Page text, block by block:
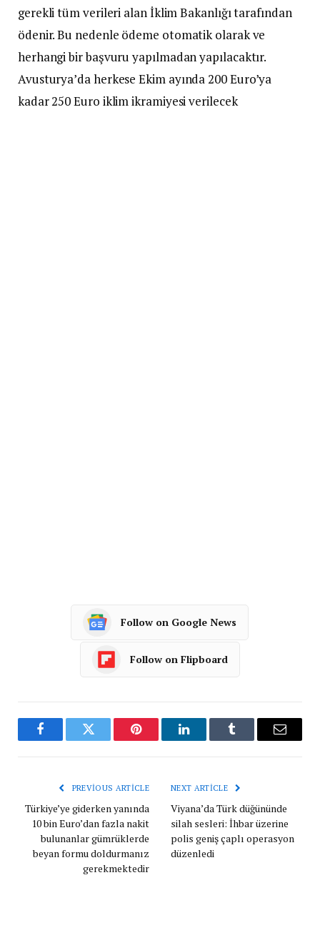
gerekli tüm verileri alan İklim Bakanlığı tarafından
ödenir. Bu nedenle ödeme otomatik olarak ve
herhangi bir başvuru yapılmadan yapılacaktır.
Avusturya’da herkese Ekim ayında 200 Euro’ya
kadar 250 Euro iklim ikramiyesi verilecek
Follow on Google News
Follow on Flipboard
FacebookTwitter Pinterest LinkedInTumblr Email
PREVIOUS ARTICLE
Türkiye’ye giderken yanında
10 bin Euro’dan fazla nakit
bulunanlar gümrüklerde
beyan formu doldurmanız
gerekmektedir
NEXT ARTICLE
Viyana’da Türk düğününde
silah sesleri: İhbar üzerine
polis geniş çaplı operasyon
düzenledi